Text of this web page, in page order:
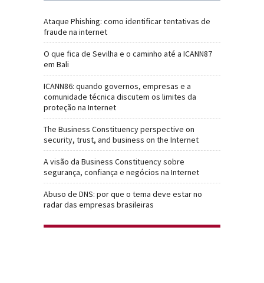
Ataque Phishing: como identificar tentativas de
fraude na internet
O que fica de Sevilha e o caminho até a ICANN87
em Bali
ICANN86: quando governos, empresas e a
comunidade técnica discutem os limites da
proteção na Internet
The Business Constituency perspective on
security, trust, and business on the Internet
A visão da Business Constituency sobre
segurança, confiança e negócios na Internet
Abuso de DNS: por que o tema deve estar no
radar das empresas brasileiras